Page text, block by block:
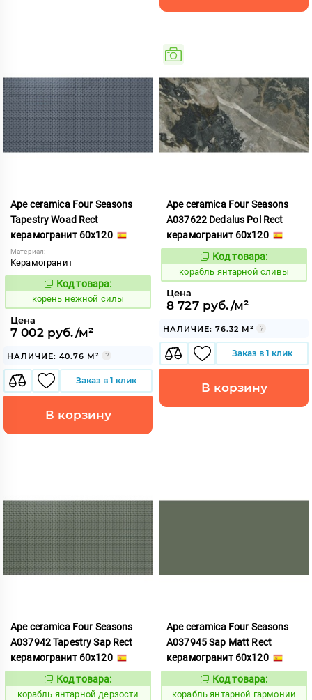
Ape ceramica Four Seasons
Tapestry Woad Rect
керамогранит 60x120
Материал:
Керамогранит
789338
Код товара:
корень нежной силы
Цена
7 002 руб./м²
НАЛИЧИЕ: 40.76 М²
Заказ в 1 клик
В корзину
Ape ceramica Four Seasons
A037622 Dedalus Pol Rect
керамогранит 60x120
781011
Код товара:
корабль янтарной сливы
Цена
8 727 руб./м²
НАЛИЧИЕ: 76.32 М²
Заказ в 1 клик
В корзину
Ape ceramica Four Seasons
A037942 Tapestry Sap Rect
керамогранит 60x120
781020
Код товара:
корабль янтарной дерзости
Ape ceramica Four Seasons
A037945 Sap Matt Rect
керамогранит 60x120
781016
Код товара:
корабль янтарной гармонии